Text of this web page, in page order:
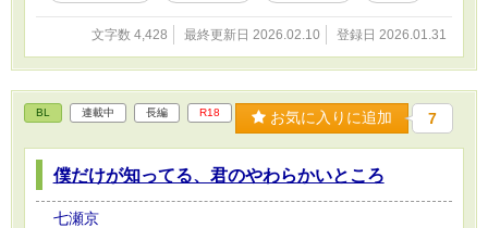
文字数 4,428 最終更新日 2026.02.10 登録日 2026.01.31
BL 連載中 長編 R18 お気に入りに追加 7
僕だけが知ってる、君のやわらかいところ
七瀬京